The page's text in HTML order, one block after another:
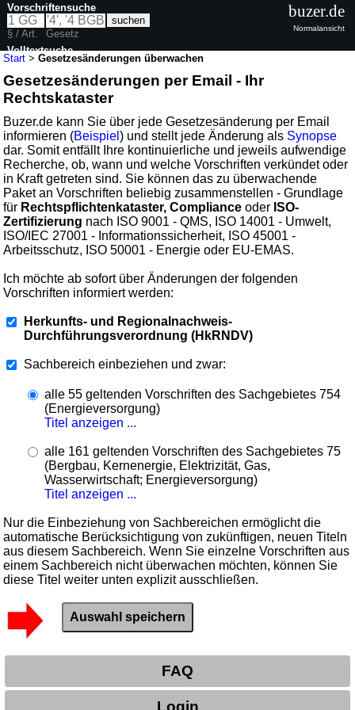
Start >Gesetzesänderungen überwachen
Gesetzesänderungen per Email - Ihr
Rechtskataster
Buzer.de kann Sie über jede Gesetzesänderung per Email
informieren (Beispiel) und stellt jede Änderung als Synopse
dar. Somit entfällt Ihre kontinuierliche und jeweils aufwendige
Recherche, ob, wann und welche Vorschriften verkündet oder
in Kraft getreten sind. Sie können das zu überwachende
Paket an Vorschriften beliebig zusammenstellen - Grundlage
für Rechtspflichtenkataster, Compliance oder ISO-
Zertifizierung nach ISO 9001 - QMS, ISO 14001 - Umwelt,
ISO/IEC 27001 - Informationssicherheit, ISO 45001 -
Arbeitsschutz, ISO 50001 - Energie oder EU-EMAS.
Ich möchte ab sofort über Änderungen der folgenden
Vorschriften informiert werden:
Herkunfts- und Regionalnachweis-
Durchführungsverordnung (HkRNDV)
Sachbereich einbeziehen und zwar:
alle 55 geltenden Vorschriften des Sachgebietes 754
(Energieversorgung)
Titel anzeigen ...
alle 161 geltenden Vorschriften des Sachgebietes 75
(Bergbau, Kernenergie, Elektrizität, Gas,
Wasserwirtschaft; Energieversorgung)
Titel anzeigen ...
Nur die Einbeziehung von Sachbereichen ermöglicht die
automatische Berücksichtigung von zukünftigen, neuen Titeln
aus diesem Sachbereich. Wenn Sie einzelne Vorschriften aus
einem Sachbereich nicht überwachen möchten, können Sie
diese Titel weiter unten explizit ausschließen.
FAQ
Login
Vorschriftensuche
§ / Art.
Gesetz
Volltextsuche
buzer.de
Normalansicht